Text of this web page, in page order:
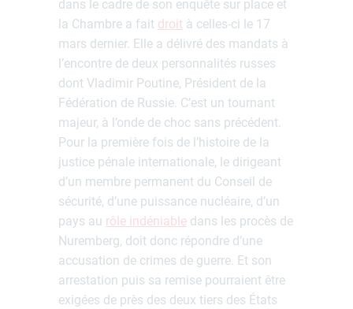
dans le cadre de son enquête sur place et
la Chambre a fait droit à celles-ci le 17
mars dernier. Elle a délivré des mandats à
l’encontre de deux personnalités russes
dont Vladimir Poutine, Président de la
Fédération de Russie. C’est un tournant
majeur, à l’onde de choc sans précédent.
Pour la première fois de l’histoire de la
justice pénale internationale, le dirigeant
d’un membre permanent du Conseil de
sécurité, d’une puissance nucléaire, d’un
pays au rôle indéniable dans les procès de
Nuremberg, doit donc répondre d’une
accusation de crimes de guerre. Et son
arrestation puis sa remise pourraient être
exigées de près des deux tiers des États